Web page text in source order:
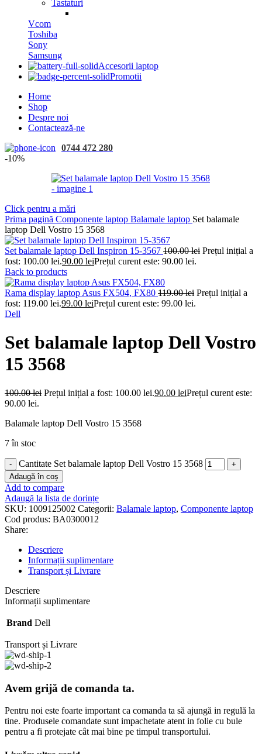
Tastaturi
Vcom
Toshiba
Sony
Samsung
Accesorii laptop
Promotii
Home
Shop
Despre noi
Contactează-ne
0744 472 280
-10%
Click pentru a mări
Prima pagină Componente laptop Balamale laptop Set balamale
laptop Dell Vostro 15 3568
Set balamale laptop Dell Inspiron 15-3567 100.00lei Prețul inițial a
fost: 100.00 lei.90.00 leiPrețul curent este: 90.00 lei.
Back to products
Rama display laptop Asus FX504, FX80 119.00lei Prețul inițial a
fost: 119.00 lei.99.00 leiPrețul curent este: 99.00 lei.
Dell
Set balamale laptop Dell Vostro
15 3568
100.00lei Prețul inițial a fost: 100.00 lei.90.00 leiPrețul curent este:
90.00 lei.
Balamale laptop Dell Vostro 15 3568
7 în stoc
Cantitate Set balamale laptop Dell Vostro 15 3568
Adaugă în coș
Add to compare
Adaugă la lista de dorințe
SKU: 1009125002 Categorii: Balamale laptop, Componente laptop
Cod produs: BA0300012
Share:
Descriere
Informații suplimentare
Transport și Livrare
Descriere
Informații suplimentare
Brand Dell
Transport și Livrare
Avem grijă de comanda ta.
Pentru noi este foarte important ca comanda ta să ajungă in regulă la
tine. Produsele comandate sunt impachetate atent in folie cu bule
pentru a fi protejate cât mai bine pe timpul transportului.